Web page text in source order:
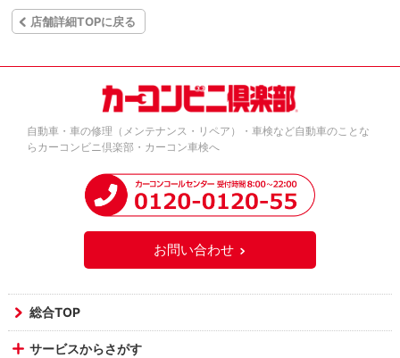
店舗詳細TOPに戻る
自動車・車の修理（メンテナンス・リペア）・車検など自動車のことな
らカーコンビニ倶楽部・カーコン車検へ
お問い合わせ
総合TOP
サービスからさがす